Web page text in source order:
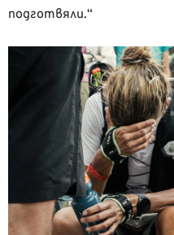
подготвяли.“